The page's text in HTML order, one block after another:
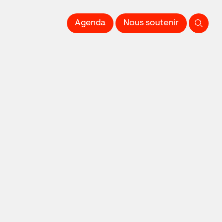
impriméeAgenda Nous soutenir